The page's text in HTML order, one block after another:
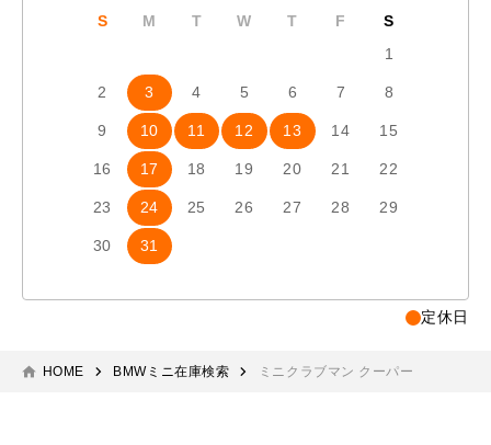
S M T W T F
S
1
2 3 4 5 6 7 8
9 10 11 12 13 14 15
16 17 18 19 20 21 22
23 24 25 26 27 28 29
30 31
定休日
HOME BMWミニ在庫検索 ミニクラブマン クーパー